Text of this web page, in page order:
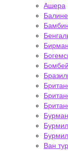
Ашера
Ван